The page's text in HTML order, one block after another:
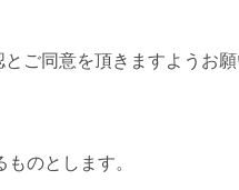
ご同意を頂きますようお願
のとします。